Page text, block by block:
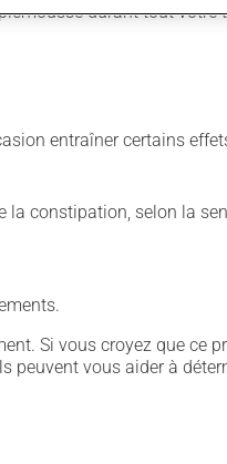
durant tout
entraîner certains
la constipation, selon la
Si vous croyez que
peuvent vous aider à